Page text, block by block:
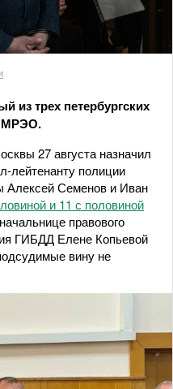
из трех петербургских
МРЭО.
27 августа назначил
лейтенанту полиции
Алексей Семенов и Иван
и 11 с половиной
правового
ГИБДД Елене Копьевой
вину не